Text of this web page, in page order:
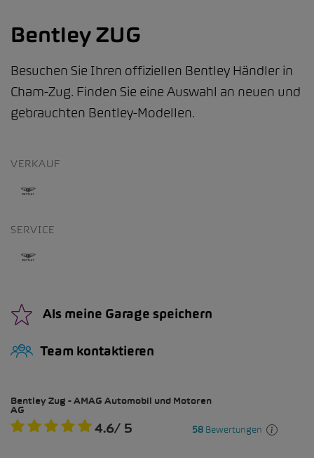
Bentley ZUG
Besuchen Sie Ihren offiziellen Bentley Händler in
Cham-Zug. Finden Sie eine Auswahl an neuen und
gebrauchten Bentley-Modellen.
VERKAUF
SERVICE
Als meine Garage speichern
Team kontaktieren